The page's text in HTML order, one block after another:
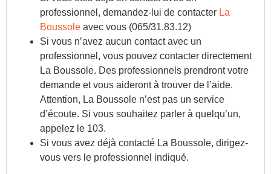
professionnel, demandez-lui de contacter La
Boussole avec vous (065/31.83.12)
Si vous n’avez aucun contact avec un
professionnel, vous pouvez contacter directement
La Boussole. Des professionnels prendront votre
demande et vous aideront à trouver de l’aide.
Attention, La Boussole n’est pas un service
d’écoute. Si vous souhaitez parler à quelqu’un,
appelez le 103.
Si vous avez déjà contacté La Boussole, dirigez-
vous vers le professionnel indiqué.